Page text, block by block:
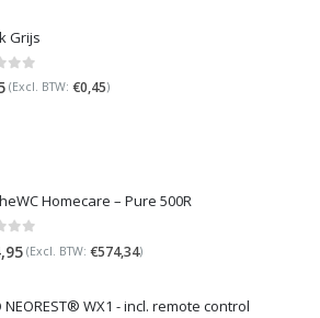
Grijs
of 5
(Excl. BTW: €0,45)
Homecare – Pure 500R
(Excl. BTW: €574,34)
NEOREST® WX1 - incl. remote control